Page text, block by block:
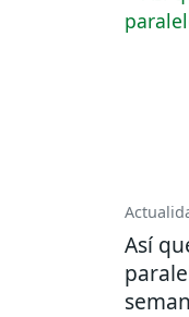
Así